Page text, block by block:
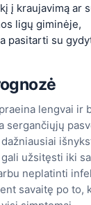
į kraujavimą ar
ligų giminėje,
pasitarti su
lengvai ir
sergančiųjų
užsitęsti iki
neplatinti
savaitę po to,